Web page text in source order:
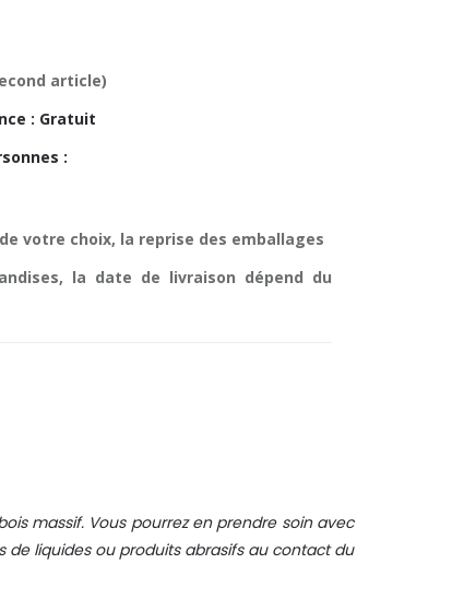
article)
: Gratuit
:
votre choix, la reprise des emballages
la date de livraison dépend du
massif. Vous pourrez en prendre soin avec
liquides ou produits abrasifs au contact du